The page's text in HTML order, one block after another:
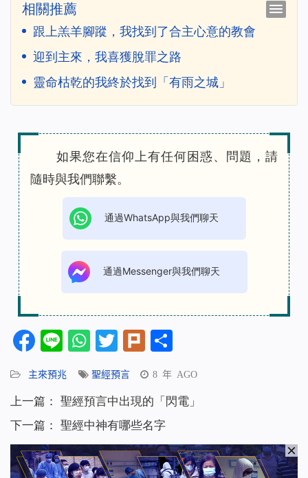
相關推薦
跟上羔羊腳蹤，我找到了合主心意的教會
迎到主來，我喜獲脫罪之路
靈命枯乾的我終於找到「有雨之城」
如果您在信仰上有任何困惑、問題，請
隨時與我們聯繫。
通過WhatsApp與我們聊天
通過Messenger與我們聊天
Facebook
LineWhatsApp
Twitter
Plurk
主來預兆 聖經預言 8 年 AGO
上一篇： 聖經預言中出現的「閃電」
下一篇： 聖經中神有哪些名字